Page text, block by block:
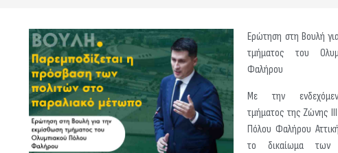
Ερώτηση στη Βουλή
τμήματος του
Φαλήρου
Με την
τμήματος της Ζώνης
Πόλου Φαλήρου
το δικαίωμα των